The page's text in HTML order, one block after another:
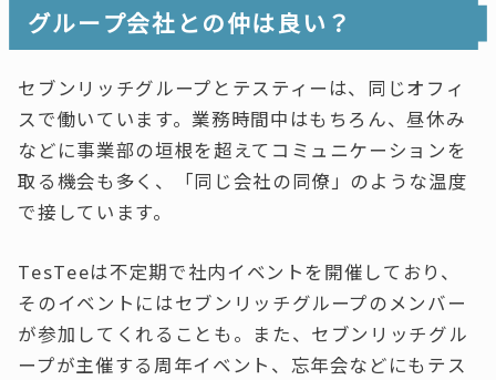
グループ会社との仲は良い？
セブンリッチグループとテスティーは、同じオフィ
スで働いています。業務時間中はもちろん、昼休み
などに事業部の垣根を超えてコミュニケーションを
取る機会も多く、「同じ会社の同僚」のような温度
で接しています。
TesTeeは不定期で社内イベントを開催しており、
そのイベントにはセブンリッチグループのメンバー
が参加してくれることも。また、セブンリッチグル
ープが主催する周年イベント、忘年会などにもテス